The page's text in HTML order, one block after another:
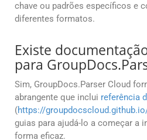
chave ou padrões específicos e
diferentes formatos.
Existe
para
Sim, GroupDocs.Parser Cloud
abrangente que inclui referência
(https://
guias para ajudá-lo a começar a
forma eficaz.